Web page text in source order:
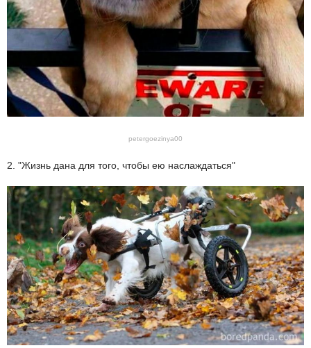
petergoezinya00
2. "Жизнь дана для того, чтобы ею наслаждаться"